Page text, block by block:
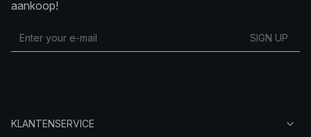
aankoop!
SIGN UP
KLANTENSERVICE